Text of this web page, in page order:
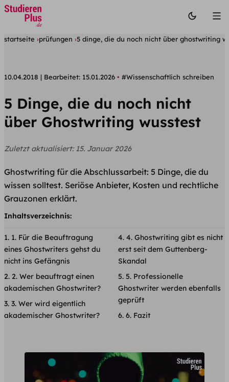
startseite prüfungen 5 dinge, die du noch nicht über ghostwriting
10.04.2018 Bearbeitet: 15.01.2026 #Wissenschaftlich schreiben
5 Dinge, die du noch nicht
über Ghostwriting wusstest
Zuletzt aktualisiert: 15. Januar 2026
Ghostwriting für die Abschlussarbeit: 5 Dinge, die du
wissen solltest. Seriöse Anbieter, Kosten und rechtliche
Grauzonen erklärt.
Inhaltsverzeichnis:
1. Für die Beauftragung
eines Ghostwriters gehst du
nicht ins Gefängnis
2. Wer beauftragt einen
akademischen Ghostwriter?
3. Wer wird eigentlich
akademischer Ghostwriter?
4. Ghostwriting gibt es nicht
erst seit dem Guttenberg-
Skandal
5. Professionelle
Ghostwriter werden ebenfalls
geprüft
6. Fazit